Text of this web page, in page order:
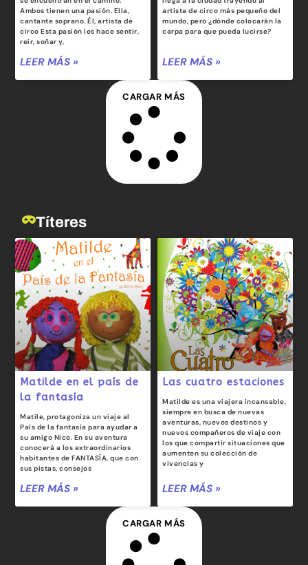
Ambos tienen una pasión. Ella,
cantante soprano. Él, artista de
circo Esta pasión les hace sentir,
reír, soñar y,
LEER MÁS »
artista de circo más pequeño del
mundo, pero ¿dónde colocarán la
carpa para que pueda lucirse?
LEER MÁS »
CARGAR MÁS
Títeres
Matilde en el país de
la fantasía
Matile, protagoniza un viaje al
País de la fantasía para ayudar a
su amigo Nico. En su aventura
conocerá a los extraordinarios
habitantes de FANTASÍA, que con
sus pistas, consejos
LEER MÁS »
Las cuatro estaciones
Matilde es una viajera incansable,
siempre en busca de nuevas
aventuras, nuevos destinos y
nuevos compañeros de viaje con
los que compartir situaciones que
aumenten su colección de
vivencias y
LEER MÁS »
CARGAR MÁS